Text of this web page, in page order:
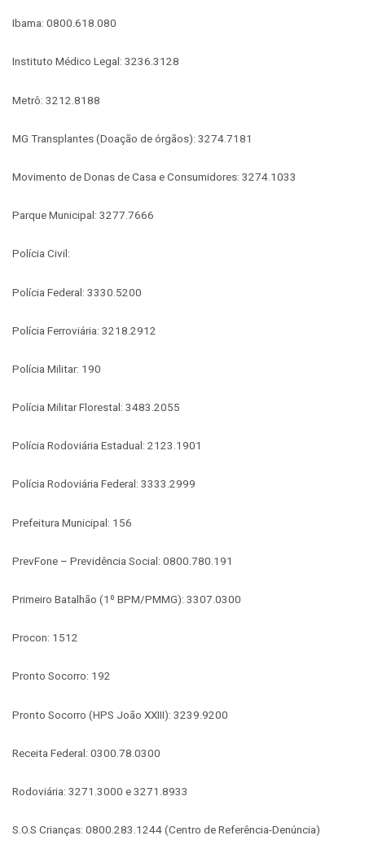
Ibama: 0800.618.080
Instituto Médico Legal: 3236.3128
Metrô: 3212.8188
MG Transplantes (Doação de órgãos): 3274.7181
Movimento de Donas de Casa e Consumidores: 3274.1033
Parque Municipal: 3277.7666
Polícia Civil:
Polícia Federal: 3330.5200
Polícia Ferroviária: 3218.2912
Polícia Militar: 190
Polícia Militar Florestal: 3483.2055
Polícia Rodoviária Estadual: 2123.1901
Polícia Rodoviária Federal: 3333.2999
Prefeitura Municipal: 156
PrevFone – Previdência Social: 0800.780.191
Primeiro Batalhão (1º BPM/PMMG): 3307.0300
Procon: 1512
Pronto Socorro: 192
Pronto Socorro (HPS João XXIII): 3239.9200
Receita Federal: 0300.78.0300
Rodoviária: 3271.3000 e 3271.8933
S.O.S Crianças: 0800.283.1244 (Centro de Referência-Denúncia)